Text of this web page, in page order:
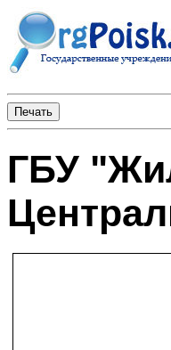
ГБУ